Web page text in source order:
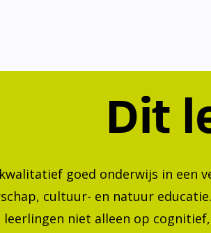
Dit
cultuur- en natuur
leerlingen niet alleen op
Dit doen we door hen